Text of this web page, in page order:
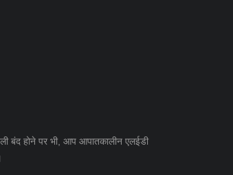
बंद होने पर भी, आप आपातकालीन एलईडी